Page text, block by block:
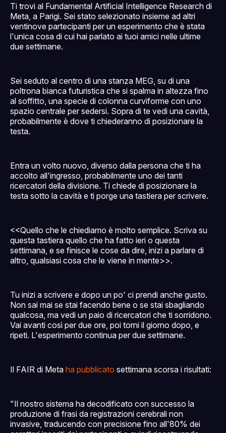
Ti trovi al Fundamental Artificial Intelligence Research di
Meta, a Parigi. Sei stato selezionato insieme ad altri
ventinove partecipanti per un esperimento che è stata
l'unica cosa di cui hai parlato ai tuoi amici nelle ultime
due settimane.
Sei seduto al centro di una stanza MEG, su di una
poltrona bianca futuristica che si spalma in altezza fino
al soffitto, una specie di colonna curviforme con uno
spazio centrale per sedersi. Sopra di te vedi una cavità,
probabilmente è dove ti chiederanno di posizionare la
testa.
Entra un volto nuovo, diverso dalla persona che ti ha
accolto all'ingresso, probabilmente uno dei tanti
ricercatori della divisione. Ti chiede di posizionare la
testa sotto la cavità e ti porge una tastiera per scrivere.
<<Quello che le chiediamo è molto semplice. Scriva su
questa tastiera quello che ha fatto ieri o questa
settimana, e se finisce le cose da dire, inizi a parlare di
altro, qualsiasi cosa che le viene in mente>>.
Tu inizi a scrivere e dopo un po' ci prendi anche gusto.
Non sai mai se stai facendo bene o se stai sbagliando
qualcosa, ma vedi un paio di ricercatori che ti sorridono.
Vai avanti così per due ore, poi torni il giorno dopo, e
ripeti. L'esperimento continua per due settimane.
Il FAIR di Meta ha pubblicato settimana scorsa i risultati:
"Il nostro sistema ha decodificato con successo la
produzione di frasi da registrazioni cerebrali non
invasive, traducendo con precisione fino all'80% dei